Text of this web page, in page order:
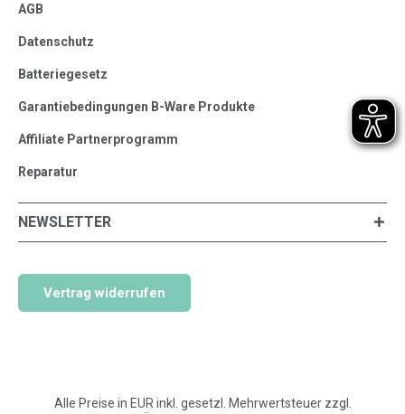
AGB
Datenschutz
Batteriegesetz
Garantiebedingungen B-Ware Produkte
Affiliate Partnerprogramm
Reparatur
NEWSLETTER
Vertrag widerrufen
Alle Preise in EUR inkl. gesetzl. Mehrwertsteuer zzgl.